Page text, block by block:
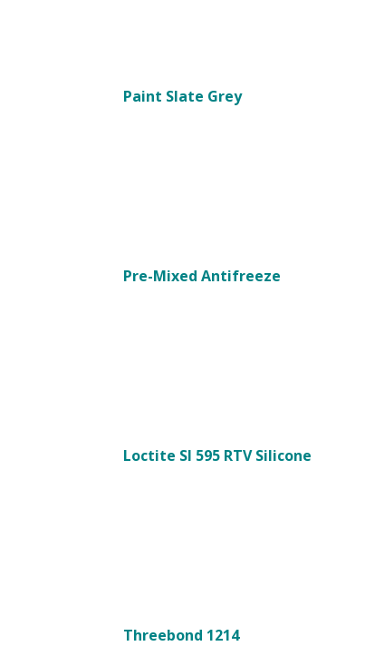
Paint Slate Grey
Pre-Mixed Antifreeze
Loctite SI 595 RTV Silicone
Threebond 1214